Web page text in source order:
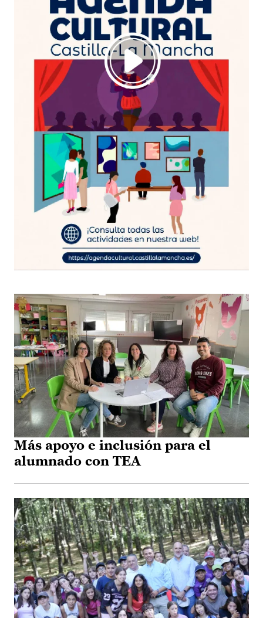
Más apoyo e inclusión para el
alumnado con TEA